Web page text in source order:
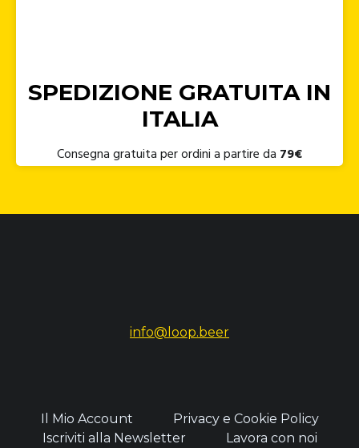
SPEDIZIONE GRATUITA IN
ITALIA
Consegna gratuita per ordini a partire da 79€
info@loop.beer
Il Mio Account
Privacy e Cookie Policy
Iscriviti alla Newsletter
Lavora con noi